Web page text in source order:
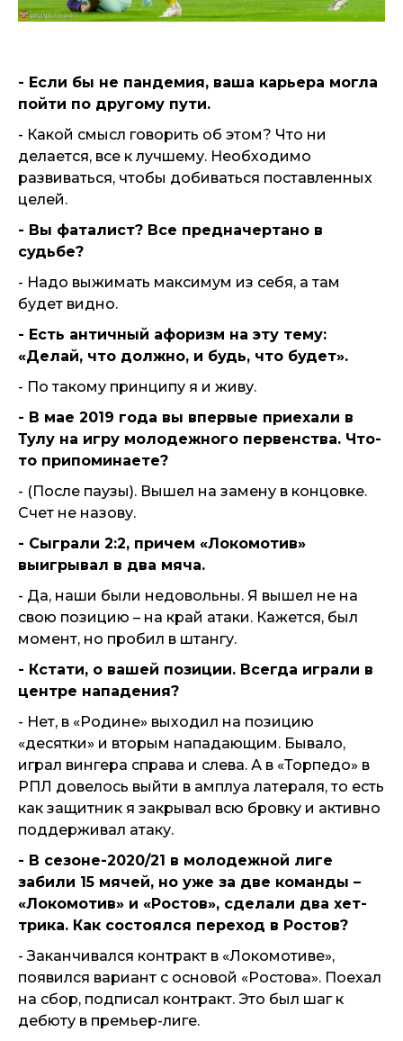
- Если бы не пандемия, ваша карьера могла
пойти по другому пути.
- Какой смысл говорить об этом? Что ни
делается, все к лучшему. Необходимо
развиваться, чтобы добиваться поставленных
целей.
- Вы фаталист? Все предначертано в
судьбе?
- Надо выжимать максимум из себя, а там
будет видно.
- Есть античный афоризм на эту тему:
«Делай, что должно, и будь, что будет».
- По такому принципу я и живу.
- В мае 2019 года вы впервые приехали в
Тулу на игру молодежного первенства. Что-
то припоминаете?
- (После паузы). Вышел на замену в концовке.
Счет не назову.
- Сыграли 2:2, причем «Локомотив»
выигрывал в два мяча.
- Да, наши были недовольны. Я вышел не на
свою позицию – на край атаки. Кажется, был
момент, но пробил в штангу.
- Кстати, о вашей позиции. Всегда играли в
центре нападения?
- Нет, в «Родине» выходил на позицию
«десятки» и вторым нападающим. Бывало,
играл вингера справа и слева. А в «Торпедо» в
РПЛ довелось выйти в амплуа латераля, то есть
как защитник я закрывал всю бровку и активно
поддерживал атаку.
- В сезоне-2020/21 в молодежной лиге
забили 15 мячей, но уже за две команды –
«Локомотив» и «Ростов», сделали два хет-
трика. Как состоялся переход в Ростов?
- Заканчивался контракт в «Локомотиве»,
появился вариант с основой «Ростова». Поехал
на сбор, подписал контракт. Это был шаг к
дебюту в премьер-лиге.